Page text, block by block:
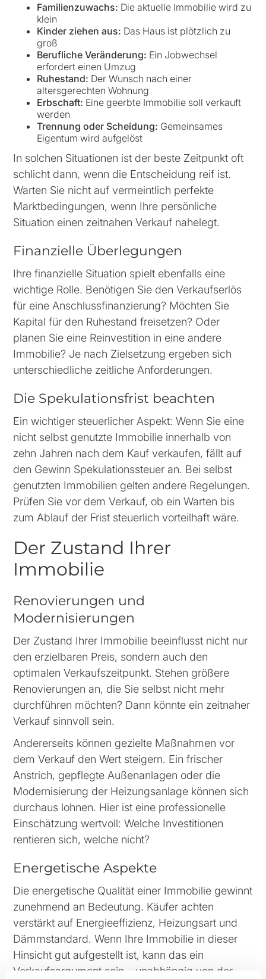
Familienzuwachs: Die aktuelle Immobilie wird zu
klein
Kinder ziehen aus: Das Haus ist plötzlich zu
groß
Berufliche Veränderung: Ein Jobwechsel
erfordert einen Umzug
Ruhestand: Der Wunsch nach einer
altersgerechten Wohnung
Erbschaft: Eine geerbte Immobilie soll verkauft
werden
Trennung oder Scheidung: Gemeinsames
Eigentum wird aufgelöst
In solchen Situationen ist der beste Zeitpunkt oft
schlicht dann, wenn die Entscheidung reif ist.
Warten Sie nicht auf vermeintlich perfekte
Marktbedingungen, wenn Ihre persönliche
Situation einen zeitnahen Verkauf nahelegt.
Finanzielle Überlegungen
Ihre finanzielle Situation spielt ebenfalls eine
wichtige Rolle. Benötigen Sie den Verkaufserlös
für eine Anschlussfinanzierung? Möchten Sie
Kapital für den Ruhestand freisetzen? Oder
planen Sie eine Reinvestition in eine andere
Immobilie? Je nach Zielsetzung ergeben sich
unterschiedliche zeitliche Anforderungen.
Die Spekulationsfrist beachten
Ein wichtiger steuerlicher Aspekt: Wenn Sie eine
nicht selbst genutzte Immobilie innerhalb von
zehn Jahren nach dem Kauf verkaufen, fällt auf
den Gewinn Spekulationssteuer an. Bei selbst
genutzten Immobilien gelten andere Regelungen.
Prüfen Sie vor dem Verkauf, ob ein Warten bis
zum Ablauf der Frist steuerlich vorteilhaft wäre.
Der Zustand Ihrer
Immobilie
Renovierungen und
Modernisierungen
Der Zustand Ihrer Immobilie beeinflusst nicht nur
den erzielbaren Preis, sondern auch den
optimalen Verkaufszeitpunkt. Stehen größere
Renovierungen an, die Sie selbst nicht mehr
durchführen möchten? Dann könnte ein zeitnaher
Verkauf sinnvoll sein.
Andererseits können gezielte Maßnahmen vor
dem Verkauf den Wert steigern. Ein frischer
Anstrich, gepflegte Außenanlagen oder die
Modernisierung der Heizungsanlage können sich
durchaus lohnen. Hier ist eine professionelle
Einschätzung wertvoll: Welche Investitionen
rentieren sich, welche nicht?
Energetische Aspekte
Die energetische Qualität einer Immobilie gewinnt
zunehmend an Bedeutung. Käufer achten
verstärkt auf Energieeffizienz, Heizungsart und
Dämmstandard. Wenn Ihre Immobilie in dieser
Hinsicht gut aufgestellt ist, kann das ein
Verkaufsargument sein – unabhängig von der